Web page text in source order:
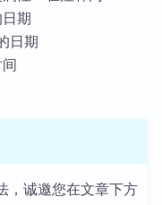
期
日期
，诚邀您在文章下方